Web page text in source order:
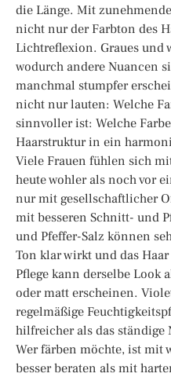
die Länge. Mit
nicht nur der Farbton des
Lichtreflexion. Graues und
wodurch andere Nuancen
manchmal stumpfer
nicht nur lauten: Welche
sinnvoller ist: Welche
Haarstruktur in ein
Viele Frauen fühlen sich
heute wohler als noch vor
nur mit gesellschaftlicher
mit besseren Schnitt- und
und Pfeffer-Salz können
Ton klar wirkt und das
Pflege kann derselbe
oder matt erscheinen.
regelmäßige
hilfreicher als das ständige
Wer färben möchte, ist mit
besser beraten als mit